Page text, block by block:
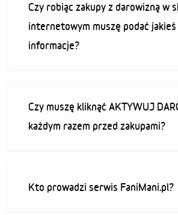
Czy robiąc zakupy z darowizną w
internetowym muszę podać
informacje?
Czy muszę kliknąć AKTYWUJ
każdym razem przed zakupami?
Kto prowadzi serwis FaniMani.pl?